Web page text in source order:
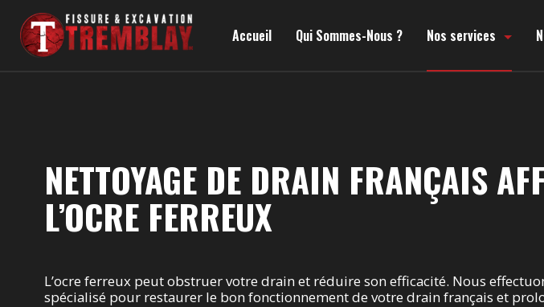
Accueil
Qui Sommes-Nous ? Nos services
NETTOYAGE DE DRAIN FRANÇAIS
L’OCRE FERREUX
L’ocre ferreux peut obstruer votre drain et réduire son efficacité. Nous
spécialisé pour restaurer le bon fonctionnement de votre drain français et